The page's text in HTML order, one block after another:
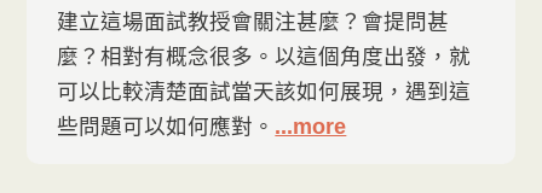
建立這場面試教授會關注甚麼？會提問甚
麼？相對有概念很多。以這個角度出發，就
可以比較清楚面試當天該如何展現，遇到這
些問題可以如何應對。 ...more